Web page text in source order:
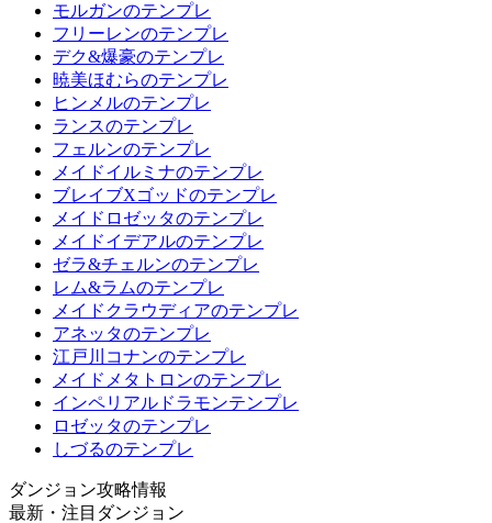
モルガンのテンプレ
フリーレンのテンプレ
デク&爆豪のテンプレ
暁美ほむらのテンプレ
ヒンメルのテンプレ
ランスのテンプレ
フェルンのテンプレ
メイドイルミナのテンプレ
ブレイブXゴッドのテンプレ
メイドロゼッタのテンプレ
メイドイデアルのテンプレ
ゼラ&チェルンのテンプレ
レム&ラムのテンプレ
メイドクラウディアのテンプレ
アネッタのテンプレ
江戸川コナンのテンプレ
メイドメタトロンのテンプレ
インペリアルドラモンテンプレ
ロゼッタのテンプレ
しづるのテンプレ
ダンジョン攻略情報
最新・注目ダンジョン